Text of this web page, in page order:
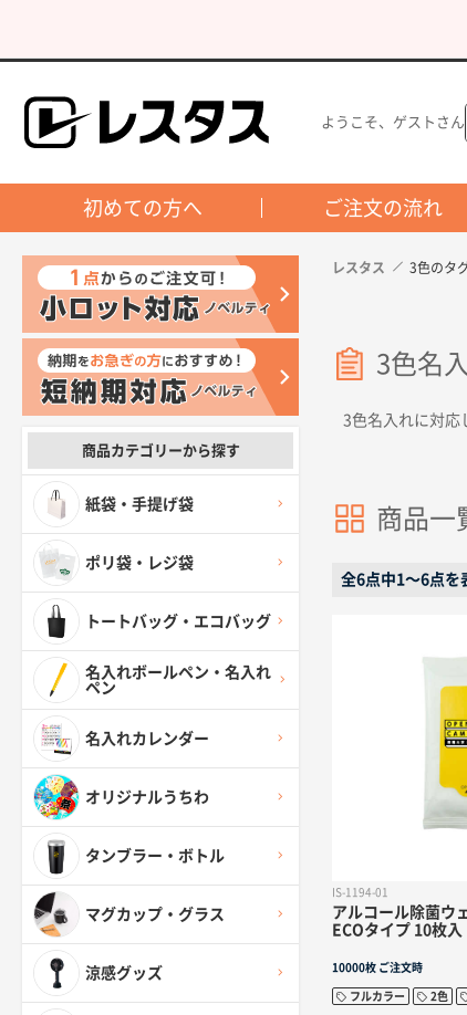
ようこそ、ゲストさん
初めての方へ ご注文の流れ
商品カテゴリーから探す
紙袋・手提げ袋
ポリ袋・レジ袋
トートバッグ・エコバッグ
名入れボールペン・名入れ
ペン
名入れカレンダー
オリジナルうちわ
タンブラー・ボトル
マグカップ・グラス
涼感グッズ
レスタス 3色のタ
3色名
3色名入れに対応
商品一
全6点中1〜6点を
IS-1194-01
アルコール除菌ウ
ECOタイプ 10枚入
10000枚 ご注文時
フルカラー 2色